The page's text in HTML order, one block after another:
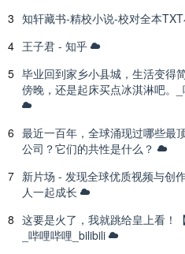
3 知轩藏书-精校小说-校对全本
4 王子君 - 知乎
5 毕业回到家乡小县城，生活变得
傍晚，还是起床买点冰淇淋吧。
6 最近一百年，全球涌现过哪些最
公司？它们的共性是什么？
7 新片场 - 发现全球优质视频与创
人一起成长
8 这要是火了，我就跳给皇上看！
_哔哩哔哩_bilibili